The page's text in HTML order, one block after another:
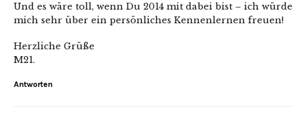
Und es wäre toll, wenn Du 2014 mit dabei bist – ich würde
mich sehr über ein persönliches Kennenlernen freuen!
Herzliche Grüße
M21.
Antworten